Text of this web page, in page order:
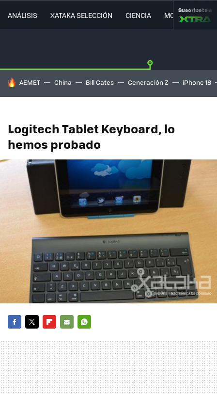
ANÁLISIS XATAKA SELECCIÓN CIENCIA MOVILIDAD
Suscríbete a
HOY SE HABLA DE
AEMET China Bill Gates Generación Z iPhone 18
Logitech Tablet Keyboard, lo
hemos probado
MAIL